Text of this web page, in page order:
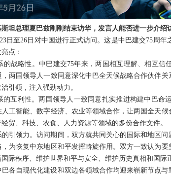
坦总理夏巴兹刚刚结束访华，发言人能否进一步介绍
日至26日对中国进行正式访问。这是中巴建交75周
点：
战略性。中巴建交75年来，两国相互理解、相互信
两国领导人一致同意深化中巴全天候战略合作伙伴
引领，注入强劲动力。
互利性。两国领导人一致同意扎实推进构建中巴命
工智能、数字经济、农业等领域合作，让两国全天
贸、科技、农食、人力资源等领域的多份合作文件。
引领力。访问期间，双方就共同关心的国际和地区
为恢复中东地区和平发挥斡旋作用。双方一致认为
际秩序、维护世界和平与安全、维护历史真相和国际
各自现代化建设和双边各领域合作均迎来崭新节点